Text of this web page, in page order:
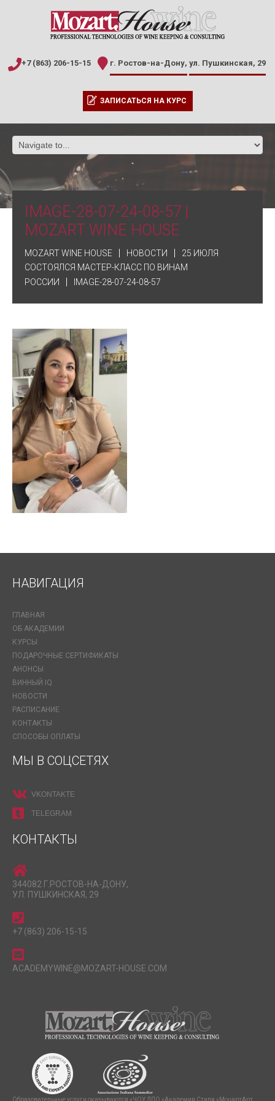
+7 (863) 206-15-15 г. Ростов-на-Дону, ул. Пушкинская, 29
ЗАПИСАТЬСЯ НА КУРС
IMAGE-28-07-24-08-57 |
MOZART WINE HOUSE
MOZART WINE HOUSE НОВОСТИ
25 ИЮЛЯ
СОСТОЯЛСЯ МАСТЕР-КЛАСС ПО ВИНАМ
РОССИИ
IMAGE-28-07-24-08-57
НАВИГАЦИЯ
ГЛАВНАЯ
ОБ АКАДЕМИИ
КУРСЫ
ПОДАРОЧНЫЕ СЕРТИФИКАТЫ
АНОНСЫ
ВИННЫЙ IQ
НОВОСТИ
РАСПИСАНИЕ
КОНТАКТЫ
СПОСОБЫ ОПЛАТЫ
МЫ В СОЦСЕТЯХ
VKONTAKTE
TELEGRAM
КОНТАКТЫ
344082 Г.РОСТОВ-НА-ДОНУ,
УЛ. ПУШКИНСКАЯ, 29
+7 (863) 206-15-15
ACADEMYWINE@MOZART-HOUSE.COM
Образовательные услуги оказываются «ЧОУ ДПО «Академия Стиля «МоцартАрт